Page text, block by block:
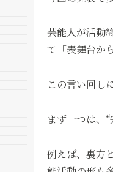
芸能人が活動
て「表舞台か
この言い回し
まず一つは、
例えば、裏方